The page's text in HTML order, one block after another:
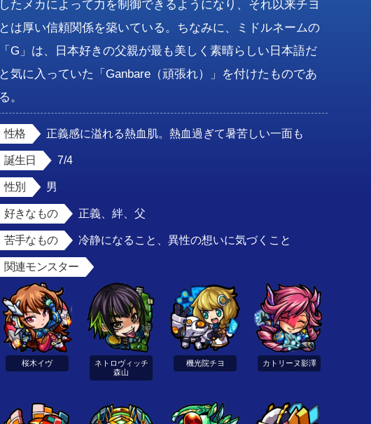
したメカによって力を制御できるようになり、それ以来チヨ
とは厚い信頼関係を築いている。ちなみに、ミドルネームの
「G」は、日本好きの父親が最も美しく素晴らしい日本語だ
と気に入っていた「Ganbare（頑張れ）」を付けたものであ
性格 正義感に溢れる熱血肌。熱血過ぎて暑苦しい一面も
誕生日 7/4
性別 男
好きなもの 正義、絆、父
苦手なもの 冷静になること、異性の想いに気づくこと
関連モンスター
桜木イヴ
ネトロヴィッチ
森山
機光院チヨ カトリーヌ影澤